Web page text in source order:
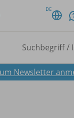
DE
Newsletter